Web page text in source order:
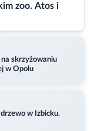
zoo. Atos i
skrzyżowaniu
w Opolu
w Izbicku.